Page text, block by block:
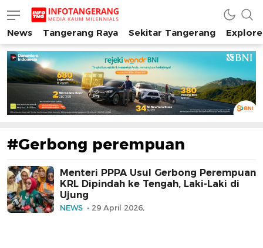
INFO TANGERANG
Media Kaum Millenials Tangerang Raya
News Tangerang Raya Sekitar Tangerang
#Gerbong perempuan
Menteri PPPA Usul Gerbong Perempuan
KRL Dipindah ke Tengah, Laki-Laki di
Ujung
NEWS 29 April 2026,